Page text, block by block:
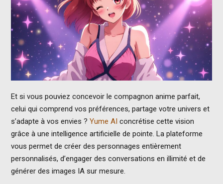
Et si vous pouviez concevoir le compagnon anime parfait,
celui qui comprend vos préférences, partage votre univers et
s’adapte à vos envies ? Yume AI concrétise cette vision
grâce à une intelligence artificielle de pointe. La plateforme
vous permet de créer des personnages entièrement
personnalisés, d’engager des conversations en illimité et de
générer des images IA sur mesure.